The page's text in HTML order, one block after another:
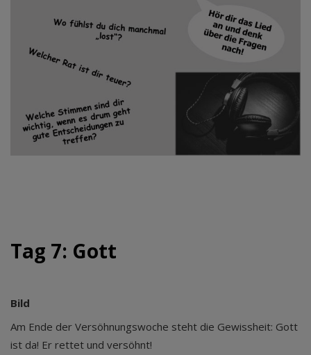
Tag 7: Gott
Bild
Am Ende der Versöhnungswoche steht die Gewissheit: Gott
ist da! Er rettet und versöhnt!